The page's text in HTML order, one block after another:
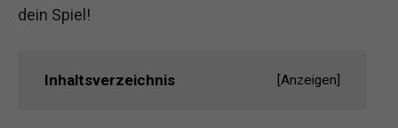
dein Spiel!
Inhaltsverzeichnis [Anzeigen]